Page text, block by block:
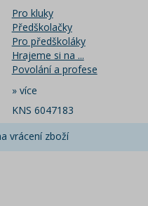
Pro kluky
Předškolačky
Pro předškoláky
Hrajeme si na ...
Povolání a profese
» více
KNS 6047183
vrácení zboží